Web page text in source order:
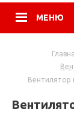
МЕНЮ
Вентилятор